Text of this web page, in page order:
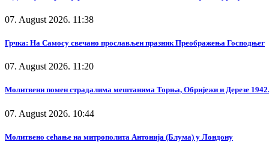
07. August 2026. 11:38
Грчка: На Самосу свечано прослављен празник Преображења Господњег
07. August 2026. 11:20
Молитвени помен страдалима мештанима Торња, Обријежи и Дерезе
07. August 2026. 10:44
Молитвено сећање на митрополита Антонија (Блума) у Лондону